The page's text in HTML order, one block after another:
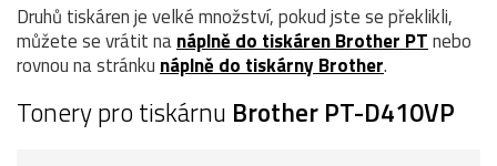
Druhů tiskáren je velké množství, pokud jste se překlikli,
můžete se vrátit nanáplně do tiskáren Brother PTnebo
rovnou na stránku náplně do tiskárny Brother.
Tonery pro tiskárnu Brother PT-D410VP